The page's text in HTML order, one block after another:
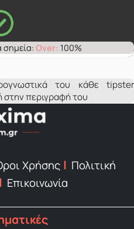
Over: 100%
του κάθε tipster
στην περιγραφή του
Χρήσης
Πολιτική
Επικοινωνία